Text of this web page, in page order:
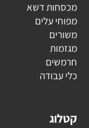
מכסחות דשא
מפוחי עלים
משורים
מגזמות
חרמשים
כלי עבודה
קטלוג